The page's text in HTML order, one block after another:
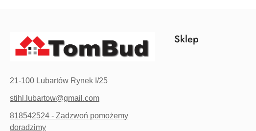
21-100 Lubartów Rynek I/25
stihl.lubartow@gmail.com
818542524 - Zadzwoń pomożemy
doradzimy
Sklep